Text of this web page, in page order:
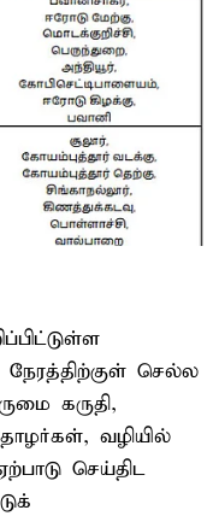
நேரத்திற்குள் செல்ல
கருதி,
வழியில்
செய்திட